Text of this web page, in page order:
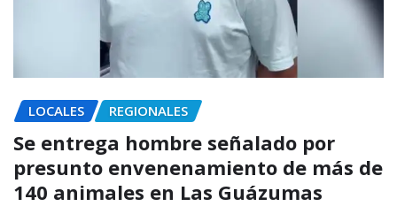
LOCALES REGIONALES
Se entrega hombre señalado por
presunto envenenamiento de más de
140 animales en Las Guázumas